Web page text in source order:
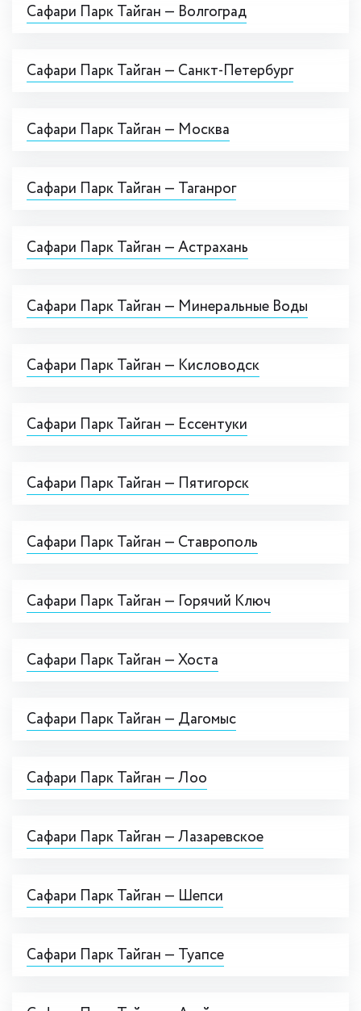
Сафари Парк Тайган — Волгоград
Сафари Парк Тайган — Санкт-Петербург
Сафари Парк Тайган — Москва
Сафари Парк Тайган — Таганрог
Сафари Парк Тайган — Астрахань
Сафари Парк Тайган — Минеральные Воды
Сафари Парк Тайган — Кисловодск
Сафари Парк Тайган — Ессентуки
Сафари Парк Тайган — Пятигорск
Сафари Парк Тайган — Ставрополь
Сафари Парк Тайган — Горячий Ключ
Сафари Парк Тайган — Хоста
Сафари Парк Тайган — Дагомыс
Сафари Парк Тайган — Лоо
Сафари Парк Тайган — Лазаревское
Сафари Парк Тайган — Шепси
Сафари Парк Тайган — Туапсе